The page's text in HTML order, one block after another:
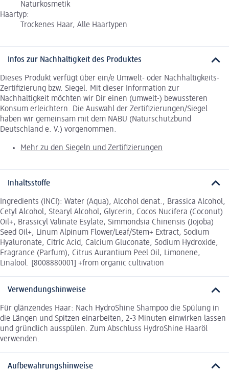
Naturkosmetik
Haartyp:
Trockenes Haar, Alle Haartypen
Infos zur Nachhaltigkeit des Produktes
Dieses Produkt verfügt über ein/e Umwelt- oder Nachhaltigkeits-
Zertifizierung bzw. Siegel. Mit dieser Information zur
Nachhaltigkeit möchten wir Dir einen (umwelt-) bewussteren
Konsum erleichtern. Die Auswahl der Zertifizierungen/Siegel
haben wir gemeinsam mit dem NABU (Naturschutzbund
Deutschland e. V.) vorgenommen.
Mehr zu den Siegeln und Zertifizierungen
Inhaltsstoffe
Ingredients (INCI): Water (Aqua), Alcohol denat., Brassica Alcohol,
Cetyl Alcohol, Stearyl Alcohol, Glycerin, Cocos Nucifera (Coconut)
Oil+, Brassicyl Valinate Esylate, Simmondsia Chinensis (Jojoba)
Seed Oil+, Linum Alpinum Flower/Leaf/Stem+ Extract, Sodium
Hyaluronate, Citric Acid, Calcium Gluconate, Sodium Hydroxide,
Fragrance (Parfum), Citrus Aurantium Peel Oil, Limonene,
Linalool. [8008880001] +from organic cultivation
Verwendungshinweise
Für glänzendes Haar: Nach HydroShine Shampoo die Spülung in
die Längen und Spitzen einarbeiten, 2-3 Minuten einwirken lassen
und gründlich ausspülen. Zum Abschluss HydroShine Haaröl
verwenden.
Aufbewahrungshinweise